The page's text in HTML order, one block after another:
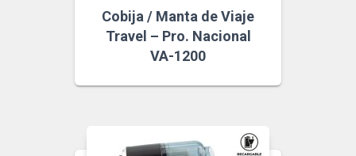
Cobija / Manta de Viaje
Travel – Pro. Nacional
VA-1200